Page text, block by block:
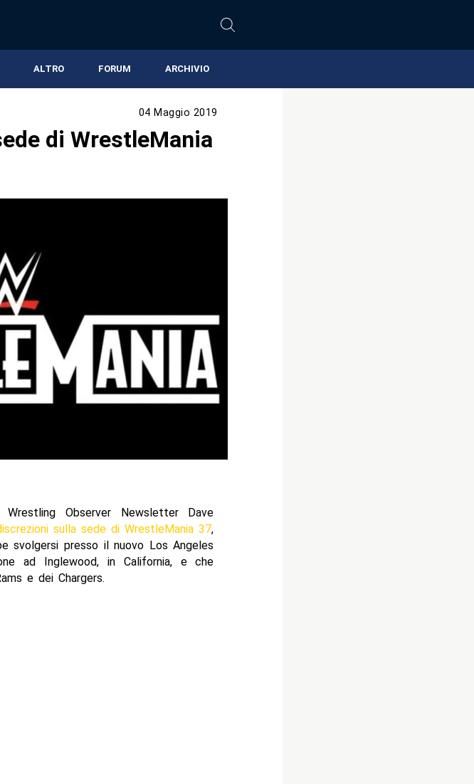
ALTRO FORUM ARCHIVIO
04 Maggio 2019
di WrestleMania
Observer Newsletter Dave
sulla sede di WrestleMania 37,
svolgersi presso il nuovo Los Angeles
ad Inglewood, in California, e che
e dei Chargers.